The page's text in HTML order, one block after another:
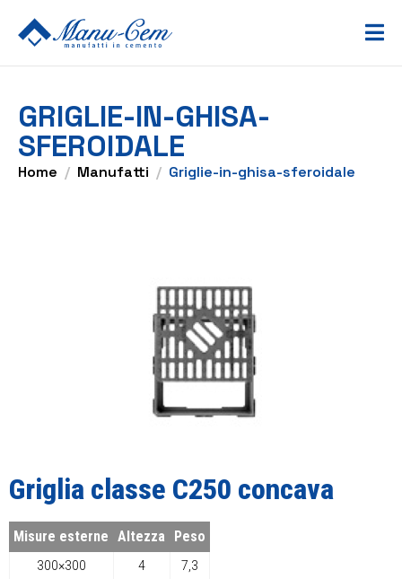
GRIGLIE-IN-GHISA-
SFEROIDALE
Home Manufatti Griglie-in-ghisa-sferoidale
Griglia classe C250 concava
Misure esterne Altezza Peso
300×300 4
7,3